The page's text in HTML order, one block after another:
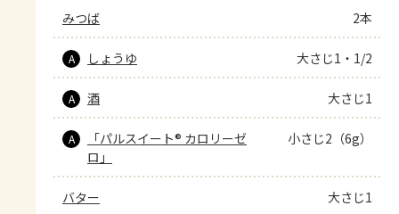
みつば 2本
A しょうゆ 大さじ1・1/2
A 酒 大さじ1
A
「パルスイート® カロリーゼ
ロ」
小さじ2（6g）
バター 大さじ1